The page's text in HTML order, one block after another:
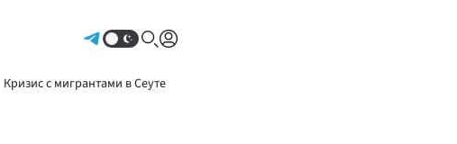
Кризис с мигрантами в Сеуте